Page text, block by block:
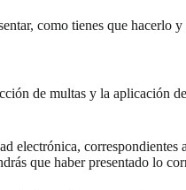
como tienes que hacerlo
de multas y la aplicación
electrónica,
que haber presentado lo